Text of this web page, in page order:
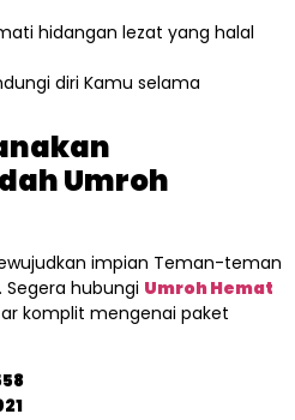
hidangan lezat yang halal
diri Kamu selama
Umroh
impian Teman-teman
hubungi Umroh Hemat
komplit mengenai paket